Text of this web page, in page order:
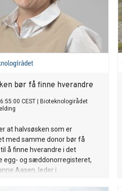
bør få finne hverandre
CEST
Bioteknologirådet
at halvsøsken som er
med samme donor bør få
å finne hverandre i det
egg- og sæddonorregisteret,
Aasen, leder i